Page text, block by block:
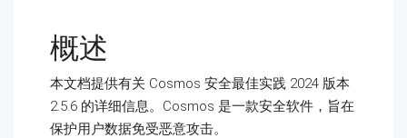
概述
本文档提供有关 Cosmos 安全最佳实践 2024 版本
2.5.6 的详细信息。Cosmos 是一款安全软件，旨在
保护用户数据免受恶意攻击。